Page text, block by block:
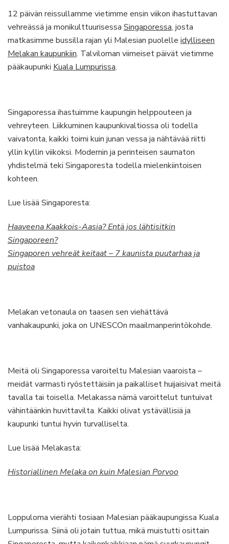
12 päivän reissullamme vietimme ensin viikon ihastuttavan
vehreässä ja monikulttuurisessa Singaporessa, josta
matkasimme bussilla rajan yli Malesian puolelle idylliseen
Melakan kaupunkiin. Talviloman viimeiset päivät vietimme
pääkaupunki Kuala Lumpurissa.
Singaporessa ihastuimme kaupungin helppouteen ja
vehreyteen. Liikkuminen kaupunkivaltiossa oli todella
vaivatonta, kaikki toimi kuin junan vessa ja nähtävää riitti
yllin kyllin viikoksi. Modernin ja perinteisen saumaton
yhdistelmä teki Singaporesta todella mielenkiintoisen
kohteen.
Lue lisää Singaporesta:
Haaveena Kaakkois-Aasia? Entä jos lähtisitkin
Singaporeen?
Singaporen vehreät keitaat – 7 kaunista puutarhaa ja
puistoa
Melakan vetonaula on taasen sen viehättävä
vanhakaupunki, joka on UNESCOn maailmanperintökohde.
Meitä oli Singaporessa varoiteltu Malesian vaaroista –
meidät varmasti ryöstettäisiin ja paikalliset huijaisivat meitä
tavalla tai toisella. Melakassa nämä varoittelut tuntuivat
vähintäänkin huvittavilta. Kaikki olivat ystävällisiä ja
kaupunki tuntui hyvin turvalliselta.
Lue lisää Melakasta:
Historiallinen Melaka on kuin Malesian Porvoo
Loppuloma vierähti tosiaan Malesian pääkaupungissa Kuala
Lumpurissa. Siinä oli jotain tuttua, mikä muistutti osittain